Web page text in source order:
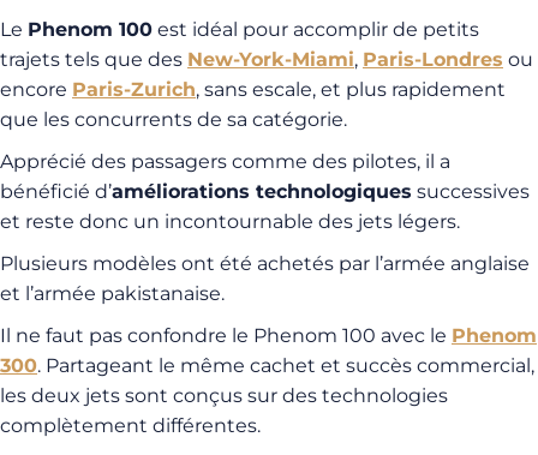
Le Phenom 100 est idéal pour accomplir de petits
trajets tels que des New-York-Miami, Paris-Londres ou
encore Paris-Zurich, sans escale, et plus rapidement
que les concurrents de sa catégorie.
Apprécié des passagers comme des pilotes, il a
bénéficié d’améliorations technologiques successives
et reste donc un incontournable des jets légers.
Plusieurs modèles ont été achetés par l’armée anglaise
et l’armée pakistanaise.
Il ne faut pas confondre le Phenom 100 avec le Phenom
300. Partageant le même cachet et succès commercial,
les deux jets sont conçus sur des technologies
complètement différentes.